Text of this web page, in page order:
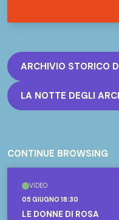
ARCHIVIO STORICO
LA NOTTE DEGLI
CONTINUE BROWSING
VIDEO
05 GIUGNO 18:30
LE DONNE DI ROSA